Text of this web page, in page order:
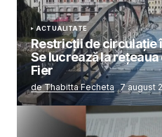
ACTUALITATE
Restricții de circulație
Se lucrează la
Fier
de Thabitta Fecheta 7 august